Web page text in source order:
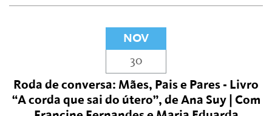
NOV
30
Roda de conversa: Mães, Pais e Pares - Livro
“A corda que sai do útero”, de Ana Suy | Com